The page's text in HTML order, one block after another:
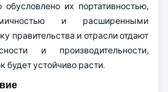
обусловлено их портативностью,
и расширенными
правительства и отрасли отдают
и производительности,
будет устойчиво расти.